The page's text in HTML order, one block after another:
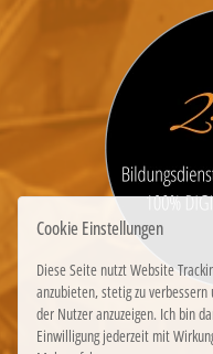
Cookie Einstellungen
Diese Seite nutzt Website
anzubieten, stetig zu
der Nutzer anzuzeigen. Ich bin
Einwilligung jederzeit mit